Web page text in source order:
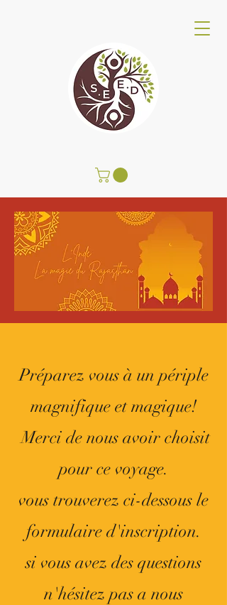
Préparez vous à un périple
magnifique et magique!
Merci de nous avoir choisit
pour ce voyage.
vous trouverez ci-dessous le
formulaire d'inscription.
si vous avez des questions
n'hésitez pas a nous